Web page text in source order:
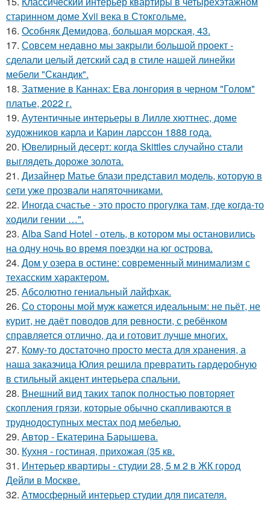
старинном доме Xvii века в Стокгольме.
16. Особняк Демидова, большая морская, 43.
17. Совсем недавно мы закрыли большой проект -
сделали целый детский сад в стиле нашей линейки
мебели "Скандик".
18. Затмение в Каннах: Ева лонгория в черном "Голом"
платье, 2022 г.
19. Аутентичные интерьеры в Лилле хюттнес, доме
художников карла и Карин ларссон 1888 года.
20. Ювелирный десерт: когда Skittles случайно стали
выглядеть дороже золота.
21. Дизайнер Матье блази представил модель, которую в
сети уже прозвали напяточниками.
22. Иногда счастье - это просто прогулка там, где когда-то
ходили гении …".
23. Alba Sand Hotel - отель, в котором мы остановились
на одну ночь во время поездки на юг острова.
24. Дом у озера в остине: современный минимализм с
техасским характером.
25. Абсолютно гениальный лайфхак.
26. Со стороны мой муж кажется идеальным: не пьёт, не
курит, не даёт поводов для ревности, с ребёнком
справляется отлично, да и готовит лучше многих.
27. Кому-то достаточно просто места для хранения, а
наша заказчица Юлия решила превратить гардеробную
в стильный акцент интерьера спальни.
28. Внешний вид таких тапок полностью повторяет
скопления грязи, которые обычно скапливаются в
труднодоступных местах под мебелью.
29. Автор - Екатерина Барышева.
30. Кухня - гостиная, прихожая (35 кв.
31. Интерьер квартиры - студии 28, 5 м 2 в ЖК город
Дейли в Москве.
32. Атмосферный интерьер студии для писателя.